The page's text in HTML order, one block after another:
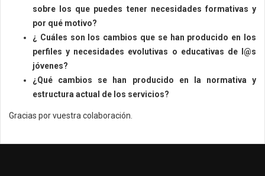
sobre los que puedes tener necesidades formativas y
por qué motivo?
¿ Cuáles son los cambios que se han producido en los
perfiles y necesidades evolutivas o educativas de l@s
jóvenes?
¿Qué cambios se han producido en la normativa y
estructura actual de los servicios?
Gracias por vuestra colaboración.